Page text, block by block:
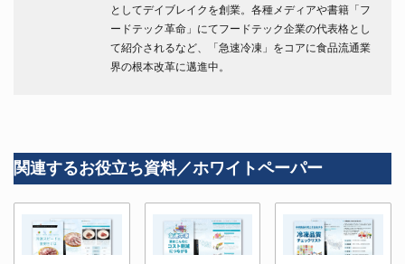
としてデイブレイクを創業。各種メディアや書籍「フ
ードテック革命」にてフードテック企業の代表格とし
て紹介されるなど、「急速冷凍」をコアに食品流通業
界の根本改革に邁進中。
関連するお役立ち資料／ホワイトペーパー